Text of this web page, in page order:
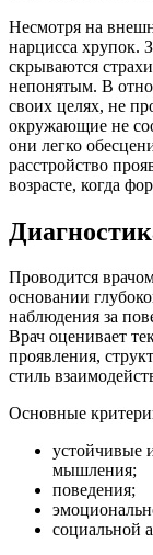
Несмотря на
нарцисса хрупок.
скрываются
непонятым. В
своих целях, не
окружающие не
они легко
расстройство
возрасте, когда
Проводится
основании
наблюдения за
Врач оценивает
проявления,
стиль
Основные
устойчивые
мышления;
поведения;
социальной